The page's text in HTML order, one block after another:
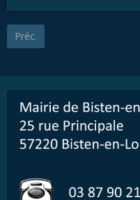
Préc.